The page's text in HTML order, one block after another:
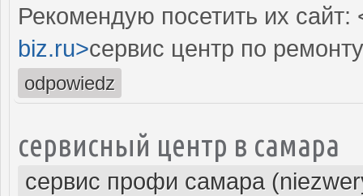
Рекомендую посетить их сайт:
biz.ru>сервис центр по
odpowiedz
сервисный центр в самара
сервис профи самара